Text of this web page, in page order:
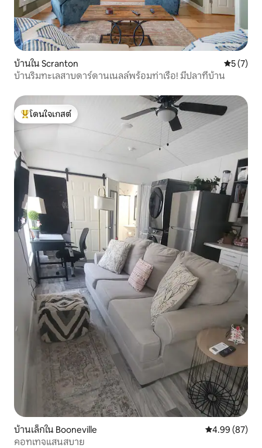
บ้านใน Scranton คะแนนเฉ
5 (7)
บ้านริมทะเลสาบดาร์ดานเนลล์พร้อมท่าเรือ! มีปลาที่บ้าน
โดนใจเกสต์ที่สุด
โดนใจเกสต์
บ้านเล็กใน Booneville คะแนนเฉลี่ย
4.99 (87)
คอทเทจแสนสบาย